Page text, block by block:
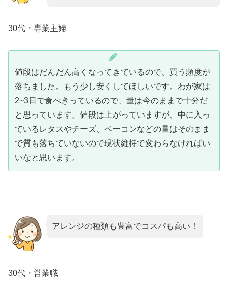
30代・専業主婦
値段はだんだん高くなってきているので、買う頻度が
落ちました。もう少し安くしてほしいです。わが家は
2~3日で食べきっているので、量は今のままで十分だ
と思っています。値段は上がっていますが、中に入っ
ているレタスやチーズ、ベーコンなどの量はそのまま
で質も落ちていないので現状維持で変わらなければい
いなと思います。
アレンジの種類も豊富でコスパも高い！
30代・営業職